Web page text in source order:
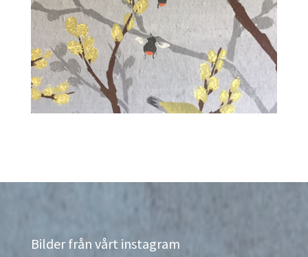
Bilder från vårt instagram